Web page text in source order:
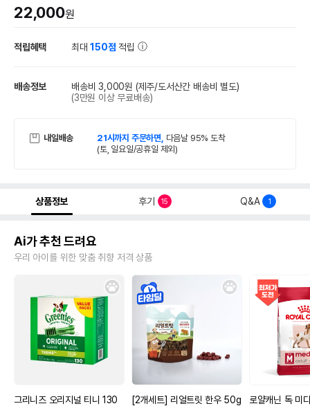
22,000원
적립혜택 최대150점 적립
배송정보 배송비 3,000원 (제주/도서산간 배송비 별도)
(3만원 이상 무료배송)
내일배송 21시까지 주문하면, 다음날 95% 도착
(토, 일요일/공휴일 제외)
상품정보 후기 15 Q&A 1
Ai가 추천 드려요
우리 아이를 위한 맞춤 취향 저격 상품
그리니즈 오리지널 티니 130
[2개세트] 리얼트릿 한우 50g
로얄캐닌 독 미